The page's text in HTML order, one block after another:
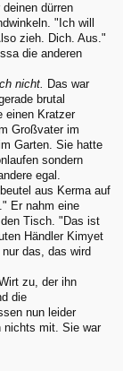
dürren
"Ich will
zieh. Dich. Aus."
die anderen
nicht. Das war
brutal
einen Kratzer
Großvater im
Garten. Sie hatte
sondern
egal.
aus Kerma auf
Er nahm eine
Tisch. "Das ist
Händler Kimyet
das, das wird
zu, der ihn
die
nun leider
nichts mit. Sie war